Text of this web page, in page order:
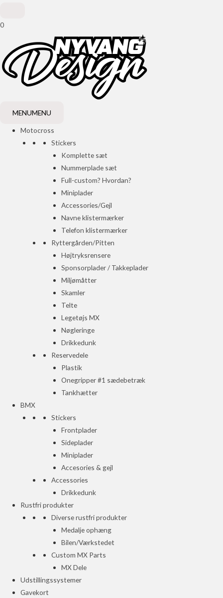
0
MENUMENU
Motocross
Stickers
Komplette sæt
Nummerplade sæt
Full-custom? Hvordan?
Miniplader
Accessories/Gejl
Navne klistermærker
Telefon klistermærker
Ryttergården/Pitten
Højtryksrensere
Sponsorplader / Takkeplader
Miljømåtter
Skamler
Telte
Legetøjs MX
Nøgleringe
Drikkedunk
Reservedele
Plastik
Onegripper #1 sædebetræk
Tankhætter
BMX
Stickers
Frontplader
Sideplader
Miniplader
Accesories & gejl
Accessories
Drikkedunk
Rustfri produkter
Diverse rustfri produkter
Medalje ophæng
Bilen/Værkstedet
Custom MX Parts
MX Dele
Udstillingssystemer
Gavekort